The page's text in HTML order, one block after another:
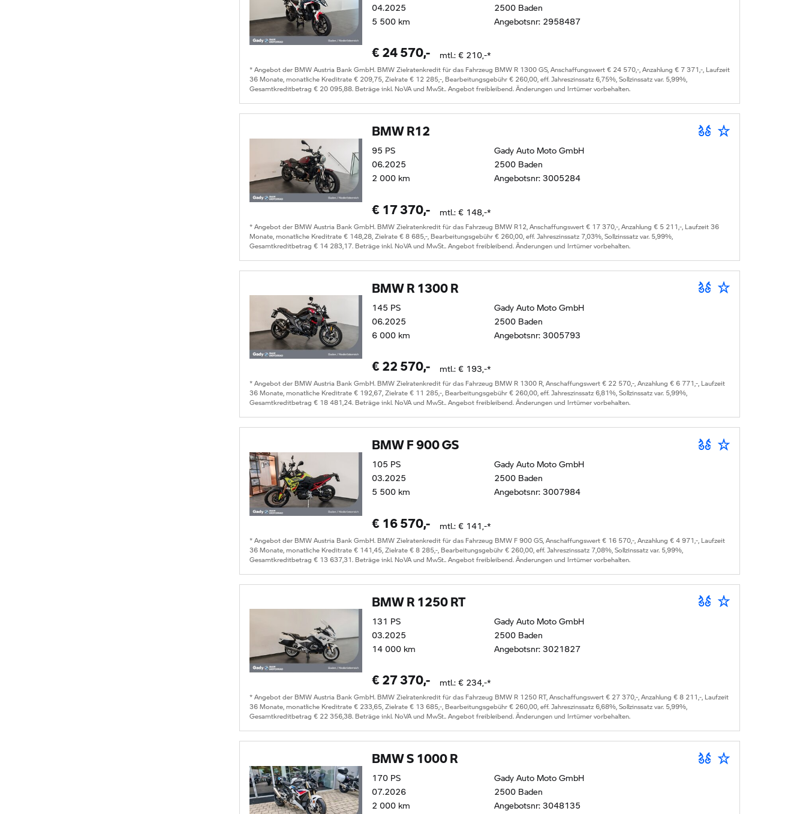
04.2025
5 500 km
2500 Baden
Angebotsnr: 2958487
mtl.: € 210,-*
€24 570,-
* Angebot der BMW Austria Bank GmbH. BMW Zielratenkredit für das Fahrzeug BMW R 1300 GS, Anschaffungswert € 24 570,-, Anzahlung € 7 371,-, Laufzeit
36 Monate, monatliche Kreditrate € 209,75, Zielrate € 12 285,-, Bearbeitungsgebühr € 260,00, eff. Jahreszinssatz 6,75%, Sollzinssatz var. 5,99%,
Gesamtkreditbetrag € 20 095,88. Beträge inkl. NoVA und MwSt.. Angebot freibleibend. Änderungen und Irrtümer vorbehalten.
BMW R12
95 PS
06.2025
2 000 km
Gady Auto Moto GmbH
2500 Baden
Angebotsnr:3005284
mtl.: € 148,-*
€ 17 370,-
* Angebot der BMW Austria Bank GmbH. BMW Zielratenkredit für das Fahrzeug BMW R12 , Anschaffungswert € 17 370,-, Anzahlung € 5 211 ,-, Laufzeit 36
Monate, monatliche Kreditrate € 148,28 , Zielrate € 8 685,-, Bearbeitungsgebühr € 260,00 , eff. Jahreszinssatz 7,03%, Sollzinssatz var. 5,99%,
Gesamtkreditbetrag € 14 283,17. Beträge inkl. NoVA und MwSt.. Angebot freibleibend. Änderungen und Irrtümer vorbehalten.
BMW R 1300 R
145 PS
06.2025
6 000 km
Gady Auto Moto GmbH
2500 Baden
Angebotsnr:3005793
mtl.: € 193,-*
€22 570,-
* Angebot der BMW Austria Bank GmbH. BMW Zielratenkredit für das Fahrzeug BMW R 1300 R, Anschaffungswert € 22 570,-, Anzahlung € 6 771,-, Laufzeit
36 Monate, monatliche Kreditrate € 192,67, Zielrate € 11 285,-, Bearbeitungsgebühr € 260,00, eff. Jahreszinssatz 6,81%, Sollzinssatz var. 5,99%,
Gesamtkreditbetrag € 18 481,24. Beträge inkl. NoVA und MwSt.. Angebot freibleibend. Änderungen und Irrtümer vorbehalten.
BMW F 900 GS
105 PS
03.2025
5 500 km
Gady Auto Moto GmbH
2500 Baden
Angebotsnr:3007984
mtl.: € 141 ,-*
€ 16 570,-
* Angebot der BMW Austria Bank GmbH. BMW Zielratenkredit für das Fahrzeug BMW F 900 GS , Anschaffungswert € 16 570,-, Anzahlung € 4 971 ,-, Laufzeit
36 Monate, monatliche Kreditrate € 141,45 , Zielrate € 8 285,-, Bearbeitungsgebühr € 260,00 , eff. Jahreszinssatz 7,08%, Sollzinssatz var. 5,99%,
Gesamtkreditbetrag € 13 637,31 . Beträge inkl. NoVA und MwSt.. Angebot freibleibend. Änderungen und Irrtümer vorbehalten.
BMW R 1250 RT
131 PS
03.2025
14 000 km
Gady Auto Moto GmbH
2500 Baden
Angebotsnr:3021827
mtl.: € 234,-*
€27 370,-
* Angebot der BMW Austria Bank GmbH. BMW Zielratenkredit für das Fahrzeug BMW R 1250 RT, Anschaffungswert € 27 370,-, Anzahlung € 8 211,-, Laufzeit
36 Monate, monatliche Kreditrate € 233,65, Zielrate € 13 685,-, Bearbeitungsgebühr € 260,00, eff. Jahreszinssatz 6,68%, Sollzinssatz var. 5,99%,
Gesamtkreditbetrag € 22 356,38. Beträge inkl. NoVA und MwSt.. Angebot freibleibend. Änderungen und Irrtümer vorbehalten.
BMW S 1000 R
170 PS
07.2026
2 000 km
Gady Auto Moto GmbH
2500 Baden
Angebotsnr:3048135